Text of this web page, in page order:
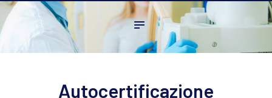
Home
L’ordine
Ambito Professionale
Autocertificazione